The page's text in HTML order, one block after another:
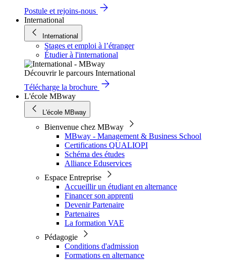
Postule et rejoins-nous
International
International
Stages et emploi à l’étranger
Étudier à l'international
Découvrir le parcours International
Télécharge la brochure
L'école MBway
L'école MBway
Bienvenue chez MBway
MBway - Management & Business School
Certifications QUALIOPI
Schéma des études
Alliance Eduservices
Espace Entreprise
Accueillir un étudiant en alternance
Financer son apprenti
Devenir Partenaire
Partenaires
La formation VAE
Pédagogie
Conditions d'admission
Formations en alternance